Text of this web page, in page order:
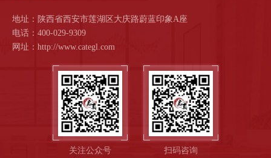
慧
启
地址：陕西省西安市莲湖区大庆路蔚蓝印象A座
电话：400-029-9309
网址：http://www.categl.com
关注公众号 扫码咨询